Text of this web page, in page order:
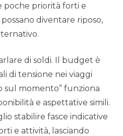
poche priorità forti e
diventare riposo,
di soldi. Il budget è
di tensione nei viaggi
sul momento” funziona
e aspettative simili.
stabilire fasce indicative
e attività, lasciando